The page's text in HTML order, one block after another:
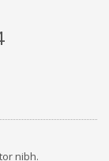
nibh.